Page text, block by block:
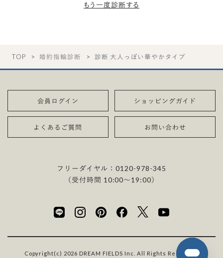
もう一度診断する
TOP 婚約指輪診断 診断 大人っぽい華やかタイプ
会員ログイン ショッピングガイド
よくあるご質問 お問い合わせ
フリーダイヤル：0120-978-345
（受付時間 10:00〜19:00）
Copyright(c) 2026 DREAM FIELDS Inc. All Rights Reserved.